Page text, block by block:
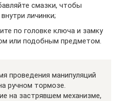
смазки, чтобы
личинки;
по головке ключа и замку
или подобным предметом.
проведения манипуляций
ручном тормозе.
на застрявшем механизме,